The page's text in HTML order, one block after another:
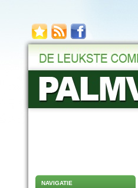
NAVIGATIE